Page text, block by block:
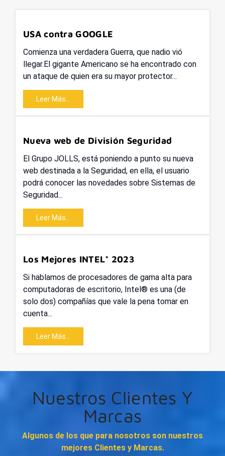
USA contra GOOGLE
Comienza una verdadera Guerra, que nadio vió
llegar.El gigante Americano se ha encontrado con
un ataque de quien era su mayor protector...
Leer Más...
Nueva web de División Seguridad
El Grupo JOLLS, está poniendo a punto su nueva
web destinada a la Seguridad, en ella, el usuario
podrá conocer las novedades sobre Sistemas de
Seguridad...
Leer Más...
Los Mejores INTEL* 2023
Si hablamos de procesadores de gama alta para
computadoras de escritorio, Intel® es una (de
solo dos) compañías que vale la pena tomar en
cuenta...
Leer Más...
Nuestros Clientes Y
Marcas
Algunos de los que para nosotros son nuestros
mejores Clientes y Marcas.